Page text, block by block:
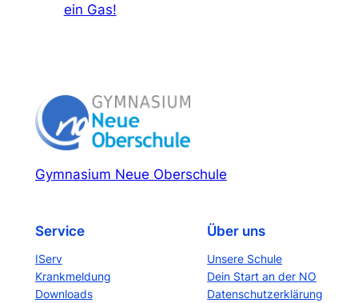
ein Gas!
Gymnasium Neue Oberschule
Service
IServ
Krankmeldung
Downloads
Über uns
Unsere Schule
Dein Start an der NO
Datenschutzerklärung